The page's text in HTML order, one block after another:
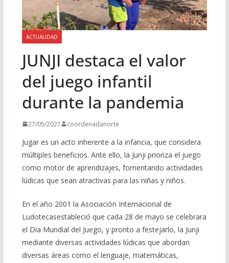
ACTUALIDAD
JUNJI destaca el valor
del juego infantil
durante la pandemia
27/05/2021 coordenadanorte
Jugar es un acto inherente a la infancia, que considera
múltiples beneficios. Ante ello, la Junji prioriza el juego
como motor de aprendizajes, fomentando actividades
lúdicas que sean atractivas para las niñas y niños.
En el año 2001 la Asociación Internacional de
Ludotecasestableció que cada 28 de mayo se celebrara
el Día Mundial del Juego, y pronto a festejarlo, la Junji
mediante diversas actividades lúdicas que abordan
diversas áreas como el lenguaje, matemáticas,